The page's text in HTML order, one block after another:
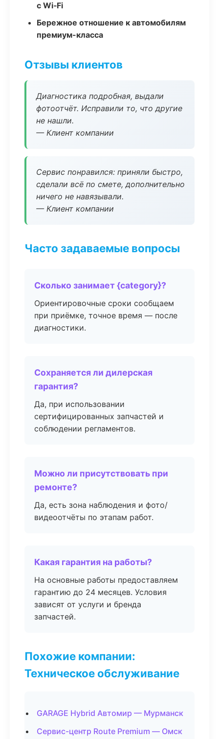
с Wi‑Fi
Бережное отношение к автомобилям
премиум-класса
Отзывы клиентов
Диагностика подробная, выдали
фотоотчёт. Исправили то, что другие
не нашли.
— Клиент компании
Сервис понравился: приняли быстро,
сделали всё по смете, дополнительно
ничего не навязывали.
— Клиент компании
Часто задаваемые вопросы
Сколько занимает {category}?
Ориентировочные сроки сообщаем
при приёмке, точное время — после
диагностики.
Сохраняется ли дилерская
гарантия?
Да, при использовании
сертифицированных запчастей и
соблюдении регламентов.
Можно ли присутствовать при
ремонте?
Да, есть зона наблюдения и фото/
видеоотчёты по этапам работ.
Какая гарантия на работы?
На основные работы предоставляем
гарантию до 24 месяцев. Условия
зависят от услуги и бренда
запчастей.
Похожие компании:
Техническое обслуживание
GARAGE Hybrid Автомир — Мурманск
Сервис-центр Route Premium — Омск